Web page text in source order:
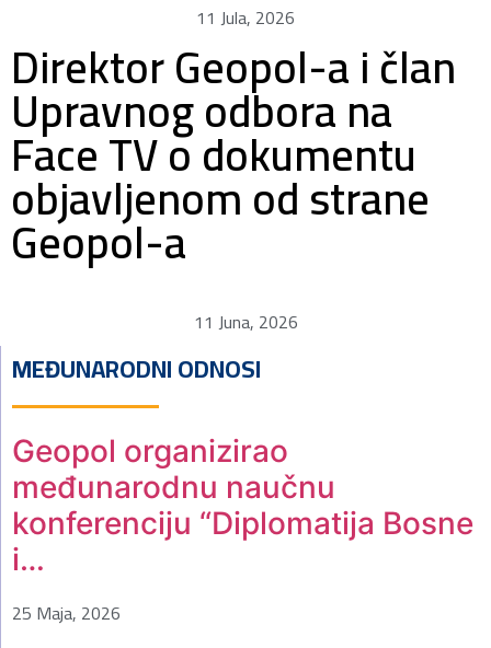
11 Jula, 2026
Direktor Geopol-a i član
Upravnog odbora na
Face TV o dokumentu
objavljenom od strane
Geopol-a
11 Juna, 2026
MEĐUNARODNI ODNOSI
Geopol organizirao
međunarodnu naučnu
konferenciju “Diplomatija Bosne
i…
25 Maja, 2026